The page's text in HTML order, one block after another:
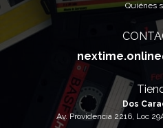
Quiénes
Dos
Av. Providencia 2216, Loc